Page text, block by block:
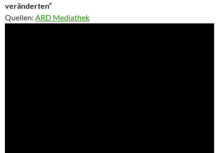
veränderten“
Quellen: ARD Mediathek